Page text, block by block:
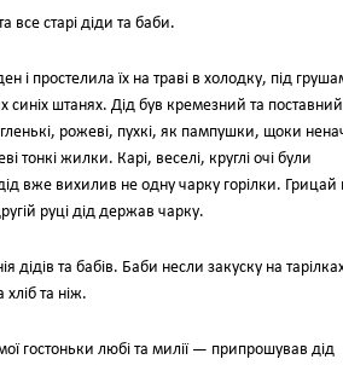
все старі діди та баби.
простелила їх на траві в холодку, під
штанях. Дід був кремезний та
рожеві, пухкі, як пампушки, щоки
тонкі жилки. Карі, веселі, круглі очі були
вже вихилив не одну чарку горілки. Грицай
руці дід держав чарку.
та бабів. Баби несли закуску на
та ніж.
гостоньки любі та милії — припрошував дід